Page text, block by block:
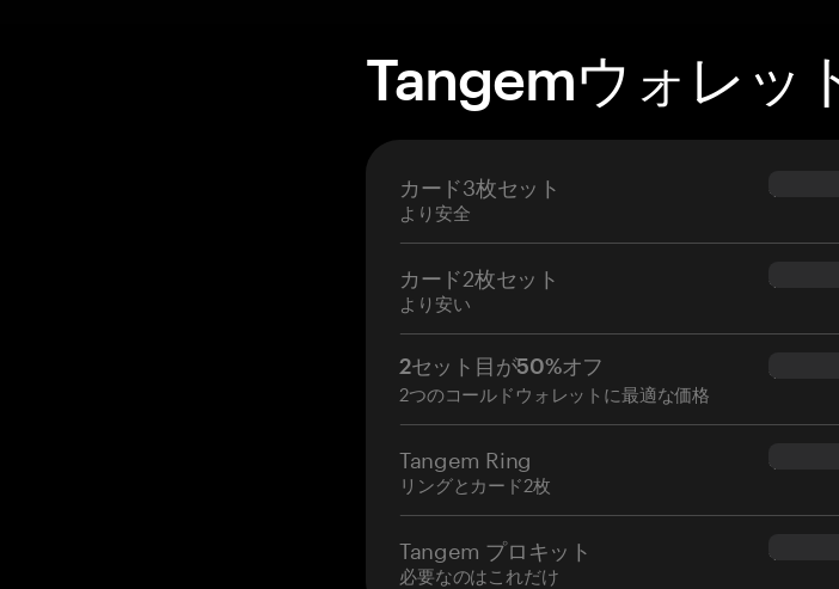
Tangemウォレッ
カード3枚セット
より安全
$69.90
カード2枚セット
より安い
$54.90
2セット目が50%オフ
2つのコールドウォレットに最適な価格
$34.95
Tangem Ring
リングとカード2枚
Tangem プロキット
必要なのはこれだけ